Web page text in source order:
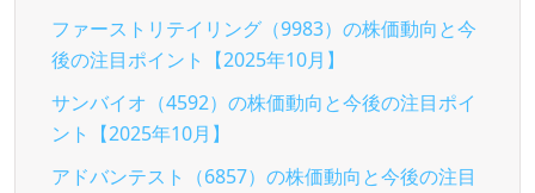
ファーストリテイリング（9983）の株価動向と今
後の注目ポイント【2025年10月】
サンバイオ（4592）の株価動向と今後の注目ポイ
ント【2025年10月】
アドバンテスト（6857）の株価動向と今後の注目